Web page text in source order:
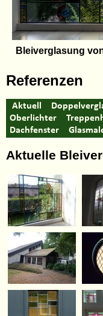
Bleiverglasung
Referenzen
Aktuell
Oberlichter
Dachfenster
Aktuelle